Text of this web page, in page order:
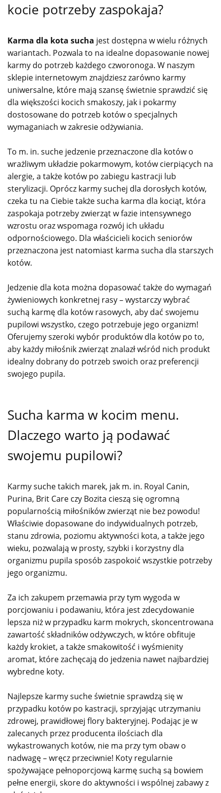
kocie potrzeby zaspokaja?
Karma dla kota sucha jest dostępna w wielu różnych
wariantach. Pozwala to na idealne dopasowanie nowej
karmy do potrzeb każdego czworonoga. W naszym
sklepie internetowym znajdziesz zarówno karmy
uniwersalne, które mają szansę świetnie sprawdzić się
dla większości kocich smakoszy, jak i pokarmy
dostosowane do potrzeb kotów o specjalnych
wymaganiach w zakresie odżywiania.
To m. in. suche jedzenie przeznaczone dla kotów o
wrażliwym układzie pokarmowym, kotów cierpiących na
alergie, a także kotów po zabiegu kastracji lub
sterylizacji. Oprócz karmy suchej dla dorosłych kotów,
czeka tu na Ciebie także sucha karma dla kociąt, która
zaspokaja potrzeby zwierząt w fazie intensywnego
wzrostu oraz wspomaga rozwój ich układu
odpornościowego. Dla właścicieli kocich seniorów
przeznaczona jest natomiast karma sucha dla starszych
kotów.
Jedzenie dla kota można dopasować także do wymagań
żywieniowych konkretnej rasy – wystarczy wybrać
suchą karmę dla kotów rasowych, aby dać swojemu
pupilowi wszystko, czego potrzebuje jego organizm!
Oferujemy szeroki wybór produktów dla kotów po to,
aby każdy miłośnik zwierząt znalazł wśród nich produkt
idealny dobrany do potrzeb swoich oraz preferencji
swojego pupila.
Sucha karma w kocim menu.
Dlaczego warto ją podawać
swojemu pupilowi?
Karmy suche takich marek, jak m. in. Royal Canin,
Purina, Brit Care czy Bozita cieszą się ogromną
popularnością miłośników zwierząt nie bez powodu!
Właściwie dopasowane do indywidualnych potrzeb,
stanu zdrowia, poziomu aktywności kota, a także jego
wieku, pozwalają w prosty, szybki i korzystny dla
organizmu pupila sposób zaspokoić wszystkie potrzeby
jego organizmu.
Za ich zakupem przemawia przy tym wygoda w
porcjowaniu i podawaniu, która jest zdecydowanie
lepsza niż w przypadku karm mokrych, skoncentrowana
zawartość składników odżywczych, w które obfituje
każdy krokiet, a także smakowitość i wyśmienity
aromat, które zachęcają do jedzenia nawet najbardziej
wybredne koty.
Najlepsze karmy suche świetnie sprawdzą się w
przypadku kotów po kastracji, sprzyjając utrzymaniu
zdrowej, prawidłowej flory bakteryjnej. Podając je w
zalecanych przez producenta ilościach dla
wykastrowanych kotów, nie ma przy tym obaw o
nadwagę – wręcz przeciwnie! Koty regularnie
spożywające pełnoporcjową karmę suchą są bowiem
pełne energii, skore do aktywności i wspólnej zabawy z